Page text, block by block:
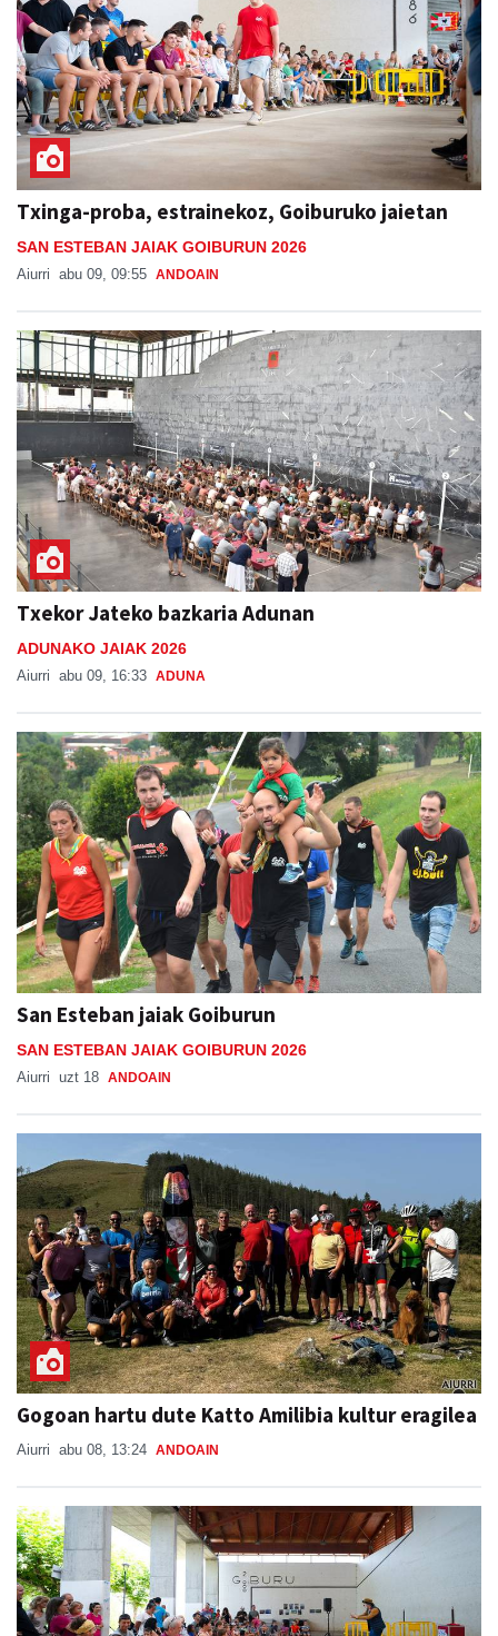
Txinga-proba, estrainekoz, Goiburuko jaietan
SAN ESTEBAN JAIAK GOIBURUN 2026
Aiurri abu 09, 09:55 ANDOAIN
Txekor Jateko bazkaria Adunan
ADUNAKO JAIAK 2026
Aiurri abu 09, 16:33 ADUNA
San Esteban jaiak Goiburun
SAN ESTEBAN JAIAK GOIBURUN 2026
Aiurri uzt 18 ANDOAIN
Gogoan hartu dute Katto Amilibia kultur eragilea
Aiurri abu 08, 13:24 ANDOAIN